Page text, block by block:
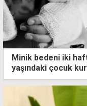
Minik bedeni iki
yaşındaki çocuk